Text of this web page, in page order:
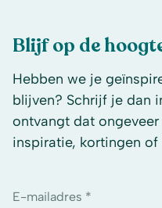
Blijf op de
Hebben we je
blijven? Schrijf je dan
ontvangt dat
inspiratie, kortingen of
E-mailadres *